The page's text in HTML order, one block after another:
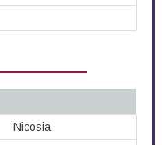
Nicosia